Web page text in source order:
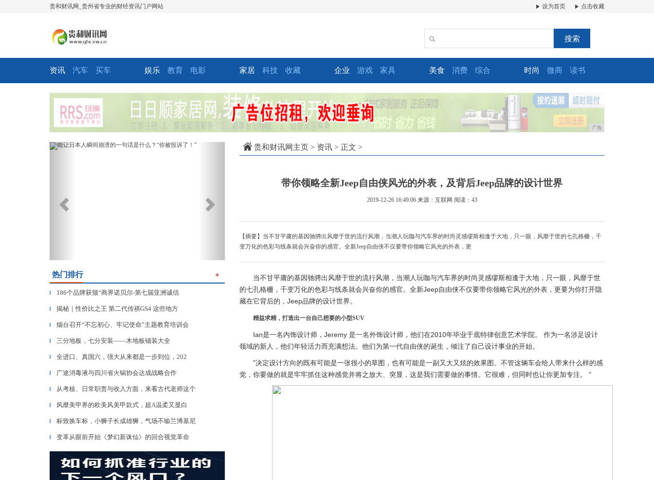
贵和财讯网_贵州省专业的财经资讯门户网站 设为首页 点击收藏
搜索
资讯 汽车 买车 娱乐 教育 电影 家居 科技 收藏 企业 游戏 家具 美食 消费 综合 时尚 微商 读书
广告
Previous
热门排行 ＋
▎ 186个品牌获颁“商界诺贝尔-第七届亚洲诚信
▎ 揭秘｜性价比之王 第二代传祺GS4 这些地方
▎ 烟台召开“不忘初心、牢记使命”主题教育培训会
▎ 三分地板，七分安装——木地板铺装大全
▎ 全进口、真国六，强大从来都是一步到位，202
▎ 广途消毒液与四川省火锅协会达成战略合作
▎ 从考核、日常职责与收入方面，来看古代老师这个
▎ 风靡美甲界的欧美风美甲款式，超A温柔又显白
▎ 标致换车标，小狮子长成雄狮，气场不输兰博基尼
▎ 变革从眼前开始《梦幻新诛仙》的回合视觉革命
贵和财讯网主页 > 资讯 > 正文 >
带你领略全新Jeep自由侠风光的外表，及背后Jeep品牌的设计世界
2019-12-26 16:49:06 来源：互联网 阅读：43
【摘要】当不甘平庸的基因驰骋出风靡于世的流行风潮，当潮人玩咖与汽车界的时尚灵感缪斯相逢于大地，只一眼，风靡于世的七孔格栅，千
变万化的色彩与线条就会兴奋你的感官。全新Jeep自由侠不仅要带你领略它风光的外表，更
当不甘平庸的基因驰骋出风靡于世的流行风潮，当潮人玩咖与汽车界的时尚灵感缪斯相逢于大地，只一眼，风靡于世
的七孔格栅，千变万化的色彩与线条就会兴奋你的感官。全新Jeep自由侠不仅要带你领略它风光的外表，更要为你打开隐
藏在它背后的，Jeep品牌的设计世界。
精益求精，打造出一台自己想要的小型SUV
Ian是一名内饰设计师，Jeremy 是一名外饰设计师，他们在2010年毕业于底特律创意艺术学院。 作为一名涉足设计
领域的新人，他们年轻活力而充满想法。他们为第一代自由侠的诞生，倾注了自己设计事业的开始。
"决定设计方向的既有可能是一张很小的草图，也有可能是一副又大又炫的效果图。不管这辆车会给人带来什么样的感
觉，你要做的就是牢牢抓住这种感觉并将之放大、突显，这是我们需要做的事情。它很难，但同时也让你更加专注。 "